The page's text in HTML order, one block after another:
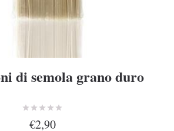
di semola grano duro
€2,90